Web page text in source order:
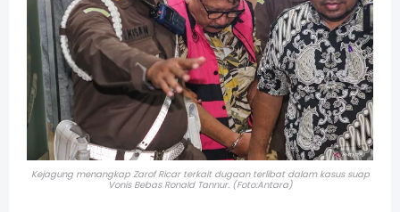
Kejagung menangkap Zarof Ricar terkait dugaan terlibat dalam kasus suap
Vonis Bebas Ronald Tannur. (Foto:Antara)